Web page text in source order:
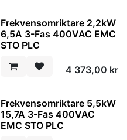
Frekvensomriktare 2,2kW
6,5A 3-Fas 400VAC EMC
STO PLC
4 373,00 kr
Frekvensomriktare 5,5kW
15,7A 3-Fas 400VAC
EMC STO PLC